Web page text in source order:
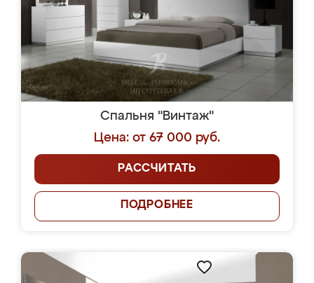
Спальня "Винтаж"
Цена: от 67 000 руб.
РАССЧИТАТЬ
ПОДРОБНЕЕ